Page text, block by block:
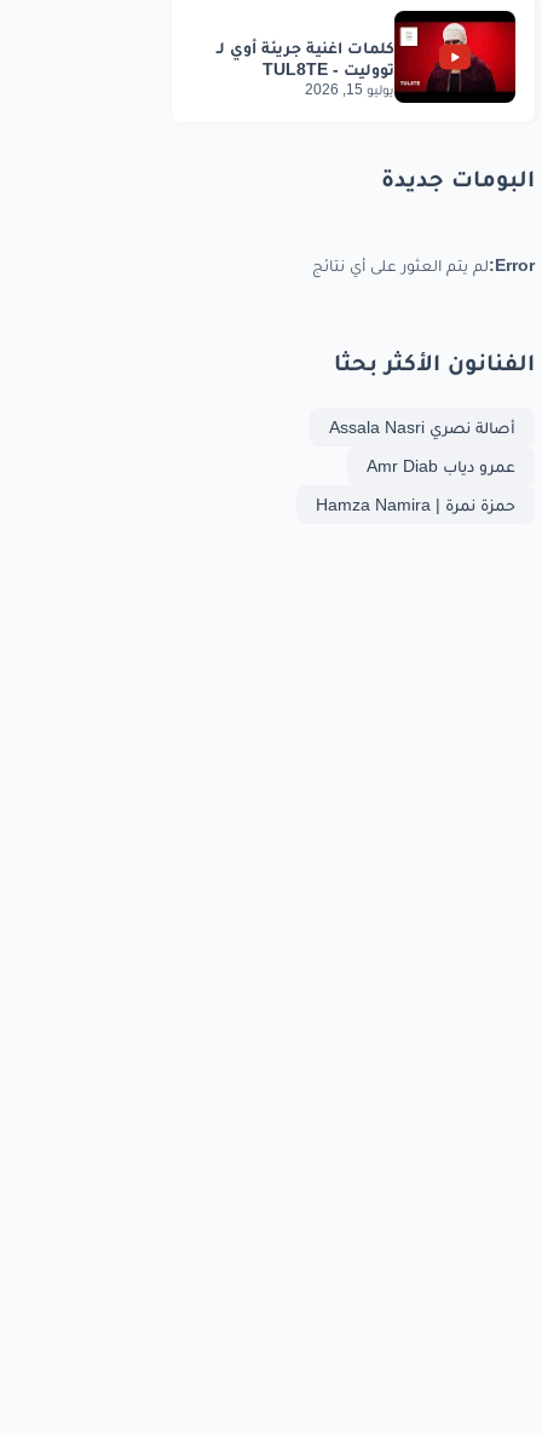
يوليو 15, 2026
البومات جديدة
Error: لم يتم العثور على أي نتائج
الفنانون الأكثر بحثا
أصالة نصري Assala Nasri
عمرو دياب Amr Diab
حمزة نمرة | Hamza Namira